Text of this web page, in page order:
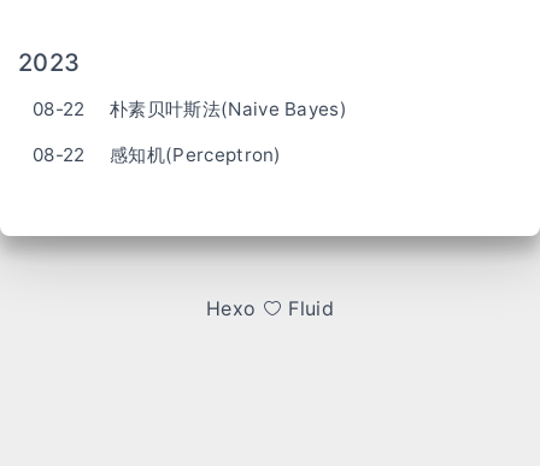
2023
08-22
朴素贝叶斯法(Naive Bayes)
08-22
感知机(Perceptron)
Hexo Fluid